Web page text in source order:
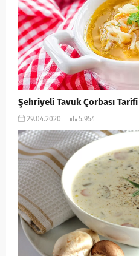
Şehriyeli Tavuk Çorbası Tarifi
29.04.2020 5.954